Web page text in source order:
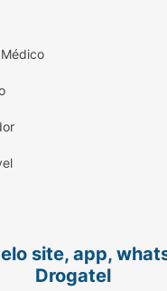
de chocolates
nova dimensão de
nossos chocolates
com você.
site, app,
Drogatel